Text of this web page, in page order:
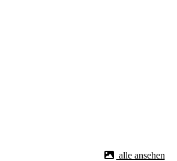
alle ansehen